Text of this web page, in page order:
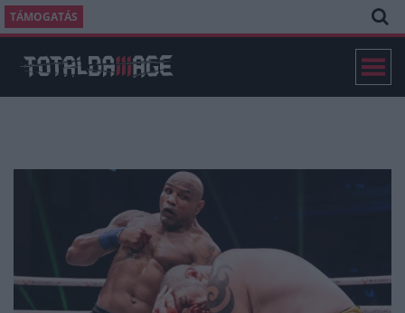
TÁMOGATÁS